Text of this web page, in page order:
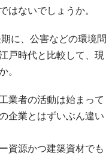
はないでしょうか。
に、公害などの環境問
戸時代と比較して、現
。
業者の活動は始まって
企業とはずいぶん違い
資源かつ建築資材でも